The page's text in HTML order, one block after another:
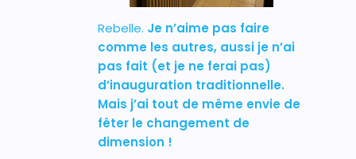
Rebelle. Je n’aime pas faire
comme les autres, aussi je n’ai
pas fait (et je ne ferai pas)
d’inauguration traditionnelle.
Mais j’ai tout de même envie de
fêter le changement de
dimension !